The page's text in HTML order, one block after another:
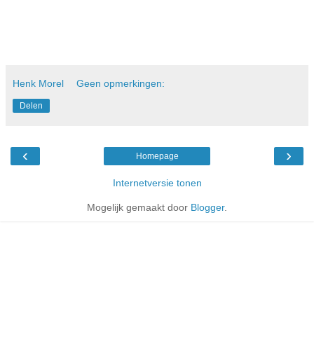
Henk Morel Geen opmerkingen:
Delen
‹ ›
Homepage
Internetversie tonen
Mogelijk gemaakt door Blogger.